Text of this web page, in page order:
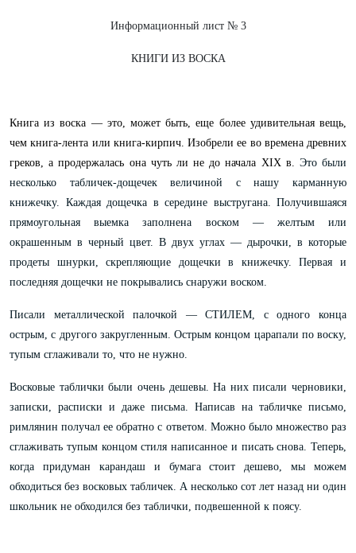
Информационный лист № 3
КНИГИ ИЗ ВОСКА
Книга из воска — это, может быть, еще более удивительная вещь,
чем книга-лента или книга-кирпич. Изобрели ее во времена древних
греков, а продержалась она чуть ли не до начала XIX в. Это были
несколько табличек-дощечек величиной с нашу карманную
книжечку. Каждая дощечка в середине выстругана. Получившаяся
прямоугольная выемка заполнена воском — желтым или
окрашенным в черный цвет. В двух углах — дырочки, в которые
продеты шнурки, скрепляющие дощечки в книжечку. Первая и
последняя дощечки не покрывались снаружи воском.
Писали металлической палочкой — СТИЛЕМ, с одного конца
острым, с другого закругленным. Острым концом царапали по воску,
тупым сглаживали то, что не нужно.
Восковые таблички были очень дешевы. На них писали черновики,
записки, расписки и даже письма. Написав на табличке письмо,
римлянин получал ее обратно с ответом. Можно было множество раз
сглаживать тупым концом стиля написанное и писать снова. Теперь,
когда придуман карандаш и бумага стоит дешево, мы можем
обходиться без восковых табличек. А несколько сот лет назад ни один
школьник не обходился без таблички, подвешенной к поясу.